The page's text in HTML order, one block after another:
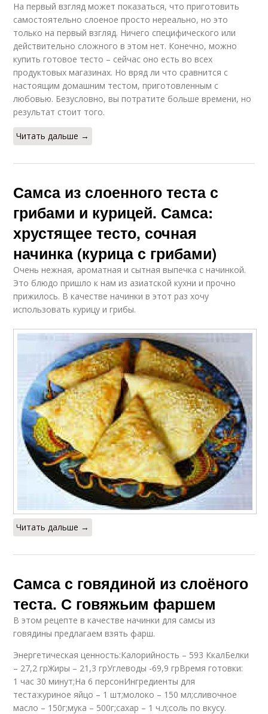
На первый взгляд может показаться, что приготовить
самостоятельно слоеное просто нереально, но это
только на первый взгляд. Ничего специфического или
действительно сложного в этом нет. Конечно, можно
купить готовое тесто – сейчас оно есть во всех
продуктовых магазинах. Но вряд ли что сравнится с
настоящим домашним тестом, приготовленным с
любовью. Безусловно, вы потратите больше времени, но
результат стоит того.
Читать дальше →
Самса из слоенного теста с
грибами и курицей. Самса:
хрустящее тесто, сочная
начинка (курица с грибами)
Очень нежная, ароматная и сытная выпечка с начинкой.
Это блюдо пришло к нам из азиатской кухни и прочно
прижилось. В качестве начинки в этот раз хочу
использовать курицу и грибы.
Читать дальше →
Самса с говядиной из слоёного
теста. С говяжьим фаршем
В этом рецепте в качестве начинки для самсы из
говядины предлагаем взять фарш.
Энергетическая ценность:Калорийность – 593 КкалБелки
– 27,2 грЖиры – 21,3 грУглеводы -69,9 грВремя готовки:
1 час 30 минут;На 6 персонИнгредиенты для
теста:куриное яйцо – 1 шт;молоко – 150 мл;сливочное
масло – 150г;мука – 500г;сахар – 1 ч.л;соль по вкусу.